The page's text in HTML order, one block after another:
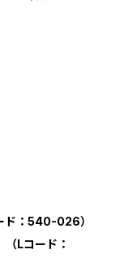
：540-026）
Lコード：